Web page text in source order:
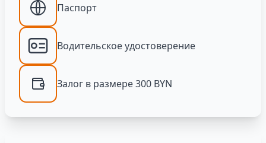
Паспорт
Водительское удостоверение
Залог в размере 300 BYN